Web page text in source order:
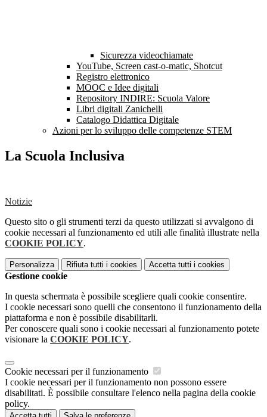
Sicurezza videochiamate
YouTube, Screen cast-o-matic, Shotcut
Registro elettronico
MOOC e Idee digitali
Repository INDIRE: Scuola Valore
Libri digitali Zanichelli
Catalogo Didattica Digitale
Azioni per lo sviluppo delle competenze STEM
La Scuola Inclusiva
Notizie
Questo sito o gli strumenti terzi da questo utilizzati si avvalgono di
cookie necessari al funzionamento ed utili alle finalità illustrate nella
COOKIE POLICY.
Personalizza Rifiuta tutti i cookies Accetta tutti i cookies
Gestione cookie
In questa schermata è possibile scegliere quali cookie consentire.
I cookie necessari sono quelli che consentono il funzionamento della
piattaforma e non è possibile disabilitarli.
Per conoscere quali sono i cookie necessari al funzionamento potete
visionare la COOKIE POLICY.
Cookie necessari per il funzionamento
I cookie necessari per il funzionamento non possono essere
disabilitati. È possibile consultare l'elenco nella pagina della cookie
policy.